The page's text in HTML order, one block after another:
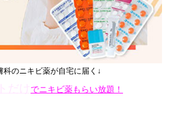
科のニキビ薬が自宅に届く↓
だけでニキビ薬もらい放題！